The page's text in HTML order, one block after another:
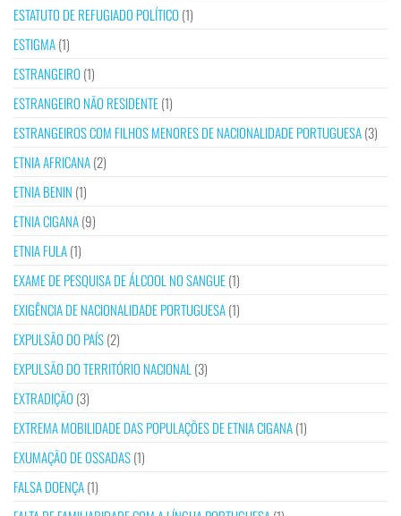
ESTATUTO DE REFUGIADO POLÍTICO (1)
ESTIGMA(1)
ESTRANGEIRO (1)
ESTRANGEIRO NÃO RESIDENTE(1)
ESTRANGEIROS COM FILHOS MENORES DE NACIONALIDADE PORTUGUESA(3)
ETNIA AFRICANA(2)
ETNIA BENIN (1)
ETNIA CIGANA(9)
ETNIA FULA(1)
EXAME DE PESQUISA DE ÁLCOOL NO SANGUE(1)
EXIGÊNCIA DE NACIONALIDADE PORTUGUESA(1)
EXPULSÃO DO PAÍS(2)
EXPULSÃO DO TERRITÓRIO NACIONAL (3)
EXTRADIÇÃO (3)
EXTREMA MOBILIDADE DAS POPULAÇÕES DE ETNIA CIGANA(1)
EXUMAÇÃO DE OSSADAS(1)
FALSA DOENÇA(1)